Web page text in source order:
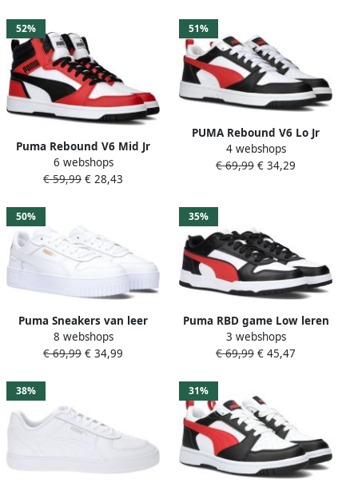
beschikbare maaten:37.5
38.5 39
52%
Puma Rebound V6 Mid Jr
White Black for All Time Red
Fashion sneakers Schoenen
beschikbare maaten:36 37.5
6 webshops
€ 59,99 € 28,43
51%
PUMA Rebound V6 Lo Jr
Unisex Sneakers White-For
All Time Red- Black
4 webshops
€ 69,99 € 34,29
50%
Puma Sneakers van leer
met contrastgarnering
model 'Carina Street'
8 webshops
€ 69,99 € 34,99
35%
Puma RBD game Low leren
sneakers wit Zwart Leer
Effen 38
3 webshops
€ 69,99 € 45,47
38% 31%